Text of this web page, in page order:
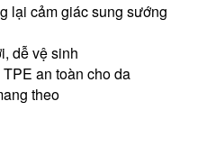
lại cảm giác sung sướng
dễ vệ sinh
an toàn cho da
theo